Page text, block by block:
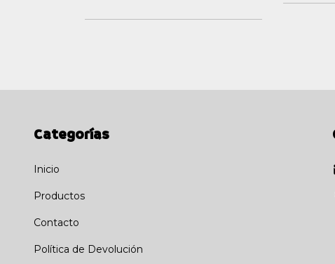
Categorías
Inicio
Productos
Contacto
Política de Devolución